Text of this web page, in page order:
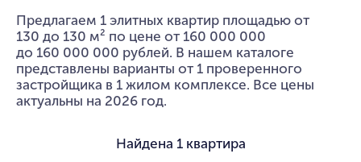
Предлагаем 1 элитных квартир площадью от
130 до 130 м² по цене от 160 000 000
до 160 000 000 рублей. В нашем каталоге
представлены варианты от 1 проверенного
застройщика в 1 жилом комплексе. Все цены
актуальны на 2026 год.
Найдена 1 квартира